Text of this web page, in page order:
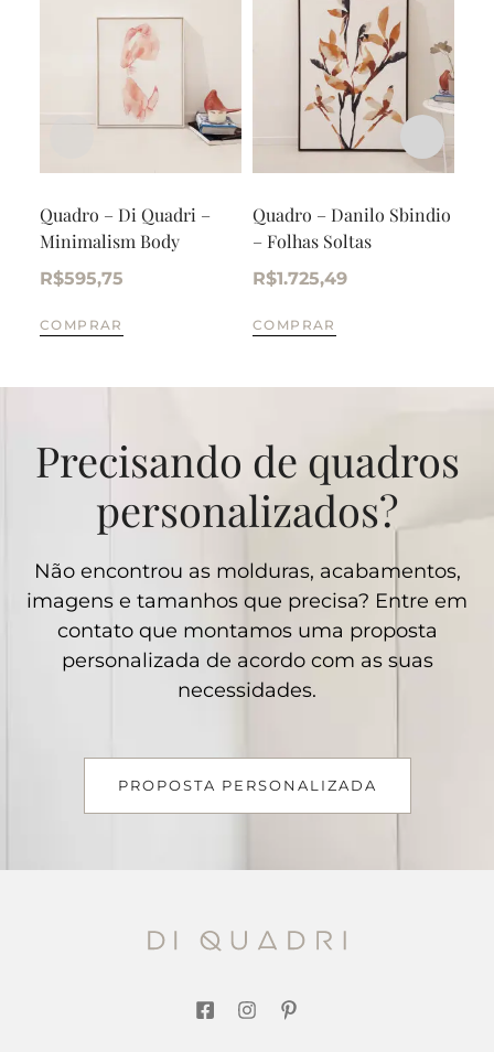
Quadro – Di Quadri –
Minimalism Body
R$595,75
COMPRAR
Quadro – Danilo Sbindio
– Folhas Soltas
R$1.725,49
COMPRAR
Precisando de quadros
personalizados?
Não encontrou as molduras, acabamentos,
imagens e tamanhos que precisa? Entre em
contato que montamos uma proposta
personalizada de acordo com as suas
necessidades.
PROPOSTA PERSONALIZADA